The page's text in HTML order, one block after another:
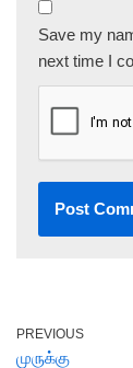
Save my
next time I
PREVIOUS
முருக்கு